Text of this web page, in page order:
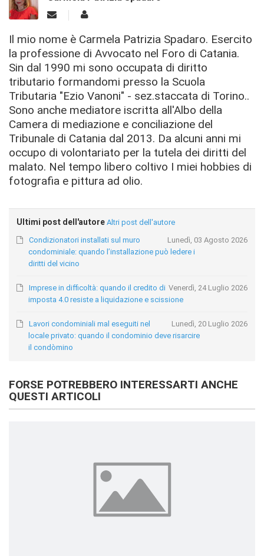
Il mio nome è Carmela Patrizia Spadaro. Esercito
la professione di Avvocato nel Foro di Catania.
Sin dal 1990 mi sono occupata di diritto
tributario formandomi presso la Scuola
Tributaria "Ezio Vanoni" - sez.staccata di Torino..
Sono anche mediatore iscritta all'Albo della
Camera di mediazione e conciliazione del
Tribunale di Catania dal 2013. Da alcuni anni mi
occupo di volontariato per la tutela dei diritti del
malato. Nel tempo libero coltivo I miei hobbies di
fotografia e pittura ad olio.
Ultimi post dell'autore Altri post dell'autore
Lunedì, 03 Agosto 2026
Condizionatori installati sul muro
condominiale: quando l’installazione può ledere i
diritti del vicino
Venerdì, 24 Luglio 2026
Imprese in difficoltà: quando il credito di
imposta 4.0 resiste a liquidazione e scissione
Lunedì, 20 Luglio 2026
Lavori condominiali mal eseguiti nel
locale privato: quando il condominio deve risarcire
il condòmino
FORSE POTREBBERO INTERESSARTI ANCHE
QUESTI ARTICOLI